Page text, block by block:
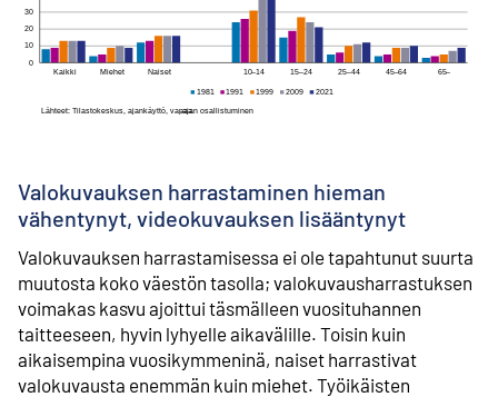
Valokuvauksen harrastaminen hieman
vähentynyt, videokuvauksen lisääntynyt
Valokuvauksen harrastamisessa ei ole tapahtunut suurta
muutosta koko väestön tasolla; valokuvausharrastuksen
voimakas kasvu ajoittui täsmälleen vuosituhannen
taitteeseen, hyvin lyhyelle aikavälille. Toisin kuin
aikaisempina vuosikymmeninä, naiset harrastivat
valokuvausta enemmän kuin miehet. Työikäisten